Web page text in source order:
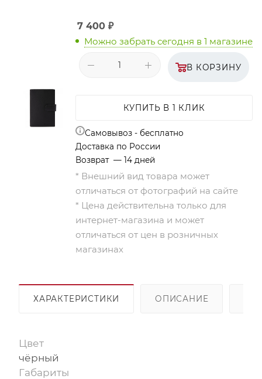
7 400 ₽
Можно забрать сегодня в 1 магазине
В КОРЗИНУ
КУПИТЬ В 1 КЛИК
Самовывоз - бесплатно
Доставка по России
Возврат — 14 дней
* Внешний вид товара может
отличаться от фотографий на сайте
* Цена действительна только для
интернет-магазина и может
отличаться от цен в розничных
магазинах
ХАРАКТЕРИСТИКИ ОПИСАНИЕ
Цвет
чёрный
Габариты